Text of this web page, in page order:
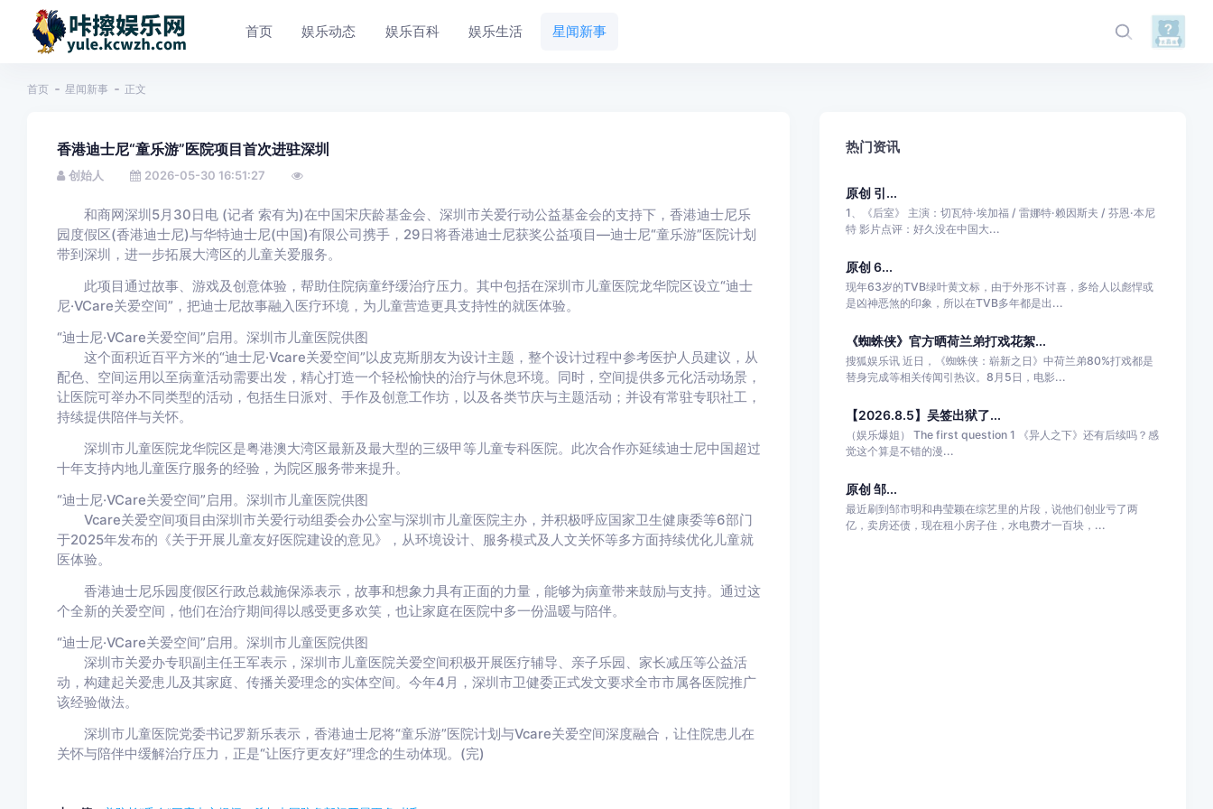
首页 娱乐动态 娱乐百科 娱乐生活 星闻新事
首页 星闻新事 正文
香港迪士尼“童乐游”医院项目首次进驻深圳
创始人 2026-05-30 16:51:27
和商网深圳5月30日电 (记者 索有为)在中国宋庆龄基金会、深圳市关爱行动公益基金会的支持下，香港迪士尼乐
园度假区(香港迪士尼)与华特迪士尼(中国)有限公司携手，29日将香港迪士尼获奖公益项目—迪士尼“童乐游”医院计划
带到深圳，进一步拓展大湾区的儿童关爱服务。
此项目通过故事、游戏及创意体验，帮助住院病童纾缓治疗压力。其中包括在深圳市儿童医院龙华院区设立“迪士
尼·VCare关爱空间”，把迪士尼故事融入医疗环境，为儿童营造更具支持性的就医体验。
“迪士尼·VCare关爱空间”启用。深圳市儿童医院供图
这个面积近百平方米的“迪士尼·Vcare关爱空间”以皮克斯朋友为设计主题，整个设计过程中参考医护人员建议，从
配色、空间运用以至病童活动需要出发，精心打造一个轻松愉快的治疗与休息环境。同时，空间提供多元化活动场景，
让医院可举办不同类型的活动，包括生日派对、手作及创意工作坊，以及各类节庆与主题活动；并设有常驻专职社工，
持续提供陪伴与关怀。
深圳市儿童医院龙华院区是粤港澳大湾区最新及最大型的三级甲等儿童专科医院。此次合作亦延续迪士尼中国超过
十年支持内地儿童医疗服务的经验，为院区服务带来提升。
“迪士尼·VCare关爱空间”启用。深圳市儿童医院供图
Vcare关爱空间项目由深圳市关爱行动组委会办公室与深圳市儿童医院主办，并积极呼应国家卫生健康委等6部门
于2025年发布的《关于开展儿童友好医院建设的意见》，从环境设计、服务模式及人文关怀等多方面持续优化儿童就
医体验。
香港迪士尼乐园度假区行政总裁施保添表示，故事和想象力具有正面的力量，能够为病童带来鼓励与支持。通过这
个全新的关爱空间，他们在治疗期间得以感受更多欢笑，也让家庭在医院中多一份温暖与陪伴。
“迪士尼·VCare关爱空间”启用。深圳市儿童医院供图
深圳市关爱办专职副主任王军表示，深圳市儿童医院关爱空间积极开展医疗辅导、亲子乐园、家长减压等公益活
动，构建起关爱患儿及其家庭、传播关爱理念的实体空间。今年4月，深圳市卫健委正式发文要求全市市属各医院推广
该经验做法。
深圳市儿童医院党委书记罗新乐表示，香港迪士尼将“童乐游”医院计划与Vcare关爱空间深度融合，让住院患儿在
关怀与陪伴中缓解治疗压力，正是“让医疗更友好”理念的生动体现。(完)
热门资讯
原创 引...
1、《后室》 主演：切瓦特·埃加福 / 雷娜特·赖因斯夫 / 芬恩·本尼
特 影片点评：好久没在中国大...
原创 6...
现年63岁的TVB绿叶黄文标，由于外形不讨喜，多给人以彪悍或
是凶神恶煞的印象，所以在TVB多年都是出...
《蜘蛛侠》官方晒荷兰弟打戏花絮...
搜狐娱乐讯 近日，《蜘蛛侠：崭新之日》中荷兰弟80%打戏都是
替身完成等相关传闻引热议。8月5日，电影...
【2026.8.5】吴签出狱了...
（娱乐爆姐） The first question 1 《异人之下》还有后续吗？感
觉这个算是不错的漫...
原创 邹...
最近刷到邹市明和冉莹颖在综艺里的片段，说他们创业亏了两
亿，卖房还债，现在租小房子住，水电费才一百块，...